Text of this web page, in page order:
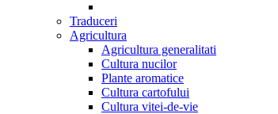
Traduceri
Agricultura
Agricultura generalitati
Cultura nucilor
Plante aromatice
Cultura cartofului
Cultura vitei-de-vie